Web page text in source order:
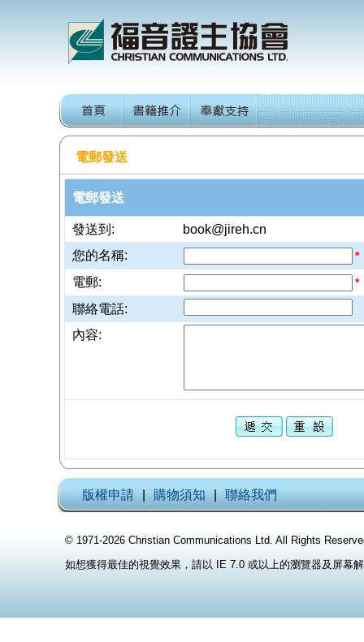
電郵發送
電郵發送
發送到:
book@jireh.cn
您的名稱:
*
電郵: *
聯絡電話:
內容:
版權申請 購物須知 聯絡我們
© 1971-2026 Christian Communications Ltd. All Rights
如想獲得最佳的視覺效果，請以 IE 7.0 或以上的瀏覽器及屏幕